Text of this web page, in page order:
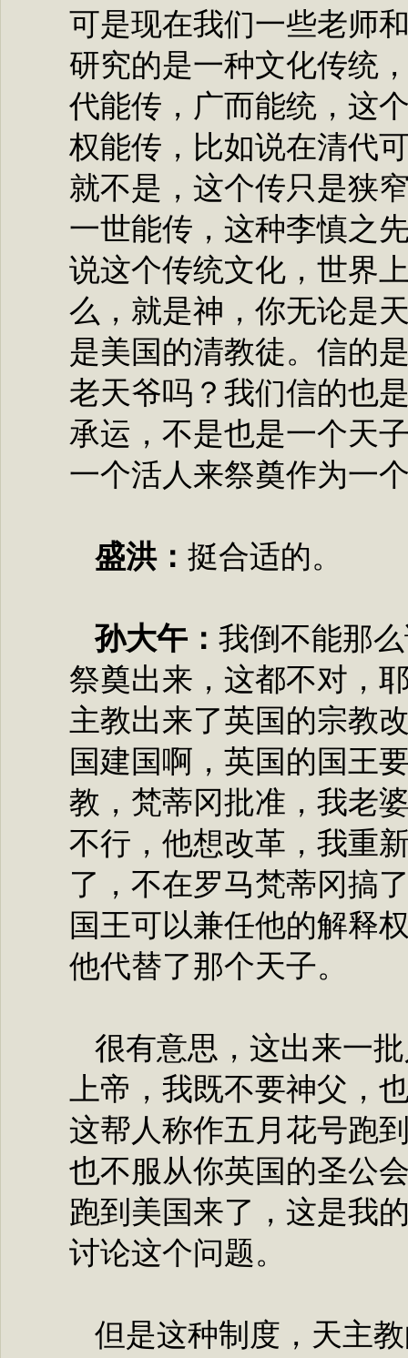
可是现在我们一些老师
研究的是一种文化传统
代能传，广而能统，这
权能传，比如说在清代
就不是，这个传只是狭
一世能传，这种李慎之
说这个传统文化，世界
么，就是神，你无论是
是美国的清教徒。信的
老天爷吗？我们信的也
承运，不是也是一个天
一个活人来祭奠作为一
盛洪： 挺合适的。
孙大午： 我倒不能那
祭奠出来，这都不对，
主教出来了英国的宗教
国建国啊，英国的国王
教，梵蒂冈批准，我老
不行，他想改革，我重
了，不在罗马梵蒂冈搞
国王可以兼任他的解释
他代替了那个天子。
很有意思，这出来一
上帝，我既不要神父，
这帮人称作五月花号跑
也不服从你英国的圣公
跑到美国来了，这是我
讨论这个问题。
但是这种制度，天主